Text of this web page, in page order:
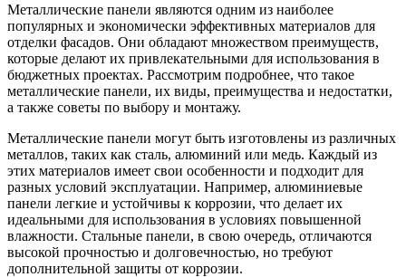
Металлические панели являются одним из наиболее
популярных и экономически эффективных материалов для
отделки фасадов. Они обладают множеством преимуществ,
которые делают их привлекательными для использования в
бюджетных проектах. Рассмотрим подробнее, что такое
металлические панели, их виды, преимущества и недостатки,
а также советы по выбору и монтажу.
Металлические панели могут быть изготовлены из различных
металлов, таких как сталь, алюминий или медь. Каждый из
этих материалов имеет свои особенности и подходит для
разных условий эксплуатации. Например, алюминиевые
панели легкие и устойчивы к коррозии, что делает их
идеальными для использования в условиях повышенной
влажности. Стальные панели, в свою очередь, отличаются
высокой прочностью и долговечностью, но требуют
дополнительной защиты от коррозии.